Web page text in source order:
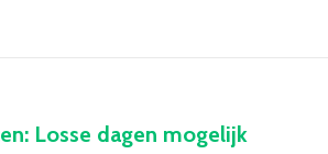
Losse dagen mogelijk